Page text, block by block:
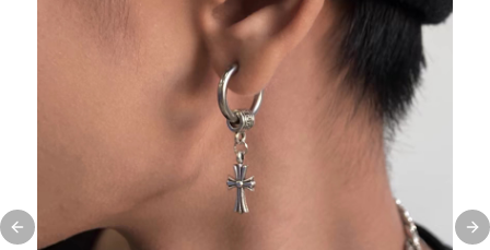
Previous slide